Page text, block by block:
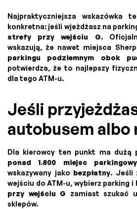
Najpraktyczniejsza wskazówka
konkretna: jeśli wjeżdżasz na
strefy przy wejściu G.
wskazują, że nawet miejsca
parkingu podziemnym obok
potwierdza, że to najlepszy
dla tego ATM-u.
Jeśli
autobusem albo
Dla kierowcy ten punkt ma dużą
ponad 1.800 miejsc
wskazywany jako bezpłatny. Jeśli
wejściu do ATM-u, wybierz parking i
przy wejściu G zamiast szukać
sklepów.